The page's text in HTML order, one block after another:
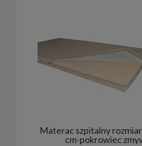
Materac szpitalny
cm-pokrowiec